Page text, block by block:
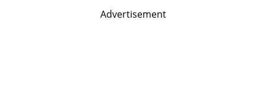
Advertisement